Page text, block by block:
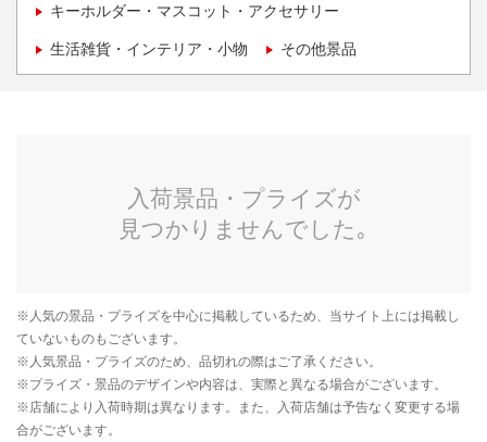
キーホルダー・マスコット・アクセサリー
生活雑貨・インテリア・小物 その他景品